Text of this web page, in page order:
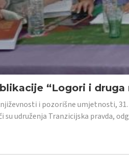
“Logori i druga
i pozorišne umjetnosti,
su udruženja Tranzicijska pravda,